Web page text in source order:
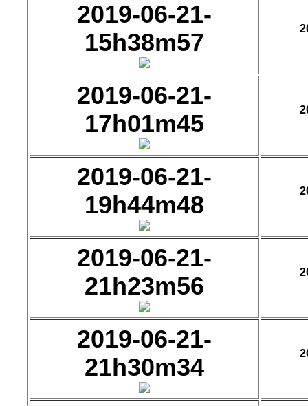
2019-06-21-
15h38m57
2019-06-21-
17h01m45
2019-06-21-
19h44m48
2019-06-21-
21h23m56
2019-06-21-
21h30m34